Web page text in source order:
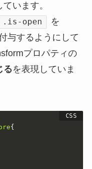
います。
.is-open を
与するようにして
プロパティの
るを表現していま
{